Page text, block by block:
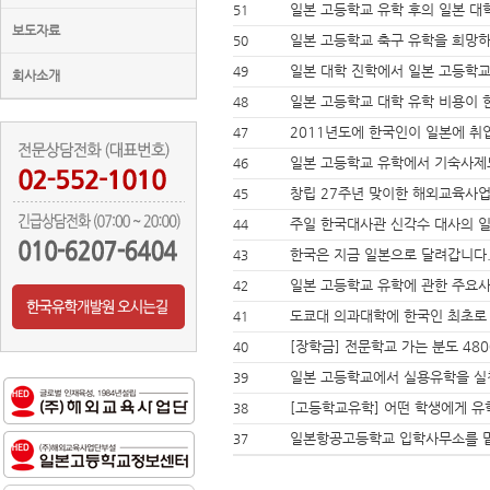
보도자료
회사소개
51 일본 고등학교 유학 후의 일본 대
50 일본 고등학교 축구 유학을 희망
49 일본 대학 진학에서 일본 고등학
48 일본 고등학교 대학 유학 비용이
47 2011년도에 한국인이 일본에 취
46 일본 고등학교 유학에서 기숙사
45 창립 27주년 맞이한 해외교육사
44 주일 한국대사관 신각수 대사의
43 한국은 지금 일본으로 달려갑니다.
42 일본 고등학교 유학에 관한 주요
41 도쿄대 의과대학에 한국인 최초
40 [장학금] 전문학교 가는 분도
39 일본 고등학교에서 실용유학을
38 [고등학교유학] 어떤 학생에게 유
37 일본항공고등학교 입학사무소를